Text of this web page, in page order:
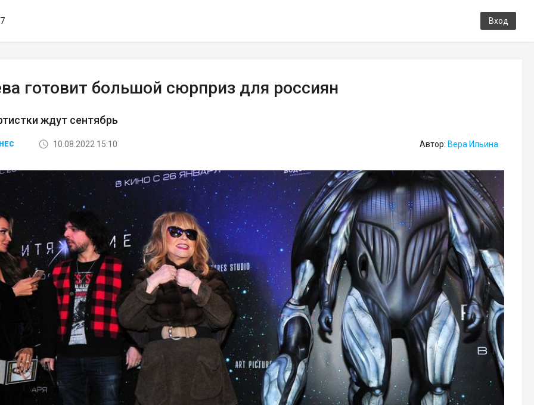
Вход
готовит большой сюрприз для россиян
ждут сентябрь
10.08.2022 15:10 Автор: Вера Ильина